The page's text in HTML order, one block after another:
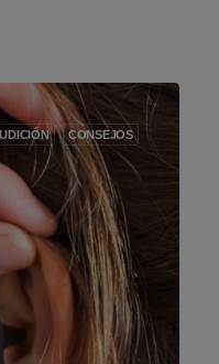
CONSEJOS